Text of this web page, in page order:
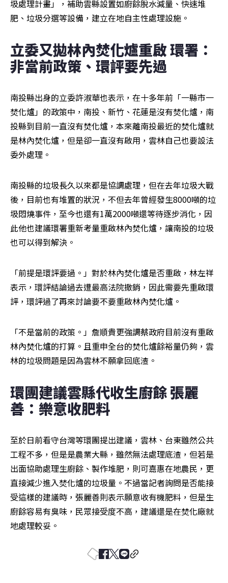
圾處理計畫」，補助雲縣設置如廚餘脫水減量、快速堆
肥、垃圾分選等設備，建立在地自主性處理設施。
立委又拋林內焚化爐重啟 環署：
非當前政策、環評要先過
南投縣出身的立委許淑華也表示，在十多年前「一縣市一
焚化爐」的政策中，南投、新竹、花蓮是沒有焚化爐，南
投縣到目前一直沒有焚化爐，本來離南投最近的焚化爐就
是林內焚化爐，但是卻一直沒有啟用，雲林自己也要設法
委外處理。
南投縣的垃圾長久以來都是協調處理，但在去年垃圾大戰
後，目前也有堆置的狀況，不但去年曾經發生8000噸的垃
圾悶燒事件，至今也還有1萬2000噸還等待逐步消化，因
此他也建議環署重新考量重啟林內焚化爐，讓南投的垃圾
也可以得到解決。
「前提是環評要過。」對於林內焚化爐是否重啟，林左祥
表示，環評結論過去遭最高法院撤銷，因此需要先重啟環
評，環評過了再來討論要不要重啟林內焚化爐。
「不是當前的政策。」詹順貴更強調蔡政府目前沒有重啟
林內焚化爐的打算。且重申全台的焚化爐餘裕量仍夠，雲
林的垃圾問題是因為雲林不願拿回底渣。
環團建議雲縣代收生廚餘 張麗
善：樂意收肥料
至於日前看守台灣等環團提出建議，雲林、台東雖然公共
工程不多，但是是農業大縣，雖然無法處理底渣，但若是
出面協助處理生廚餘、製作堆肥，則可嘉惠在地農民，更
直接減少進入焚化爐的垃圾量。不過當記者詢問是否能接
受這樣的建議時，張麗善則表示願意收有機肥料，但是生
廚餘容易有臭味，民眾接受度不高，建議還是在焚化廠就
地處理較妥。